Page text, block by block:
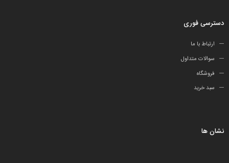
دسترسی فوری
ارتباط با ما
سوالات متداول
فروشگاه
سبد خرید
نشان ها